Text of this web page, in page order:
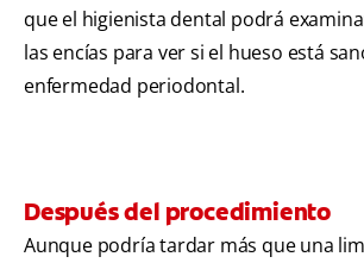
que el higienista dental podrá
las encías para ver si el hueso está
enfermedad periodontal.
Después del procedimiento
Aunque podría tardar más que una